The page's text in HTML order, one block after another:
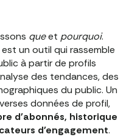
queet pourquoi.
un outil qui rassemble
à partir de profils
des tendances, des
du public. Un
données de profil,
d'abonnés, historique
d'engagement.